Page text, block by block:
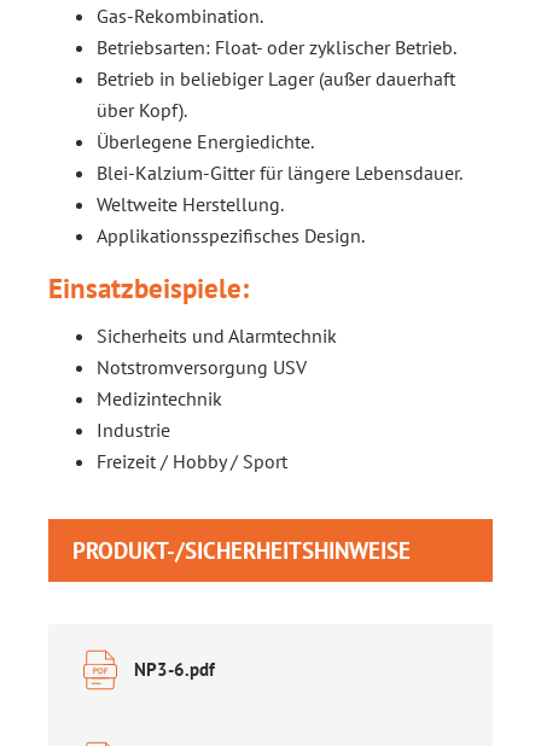
Gas-Rekombination.
Betriebsarten: Float- oder zyklischer Betrieb.
Betrieb in beliebiger Lager (außer dauerhaft
über Kopf).
Überlegene Energiedichte.
Blei-Kalzium-Gitter für längere Lebensdauer.
Weltweite Herstellung.
Applikationsspezifisches Design.
Einsatzbeispiele:
Sicherheits und Alarmtechnik
Notstromversorgung USV
Medizintechnik
Industrie
Freizeit / Hobby / Sport
PRODUKT-/SICHERHEITSHINWEISE
NP3-6.pdf